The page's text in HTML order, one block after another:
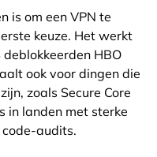
is om een VPN te
keuze. Het werkt
HBO
ook voor dingen die
zoals Secure Core
in landen met sterke
audits.